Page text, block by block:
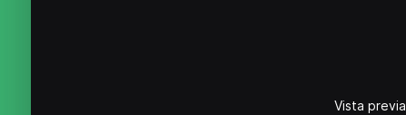
Vista previa